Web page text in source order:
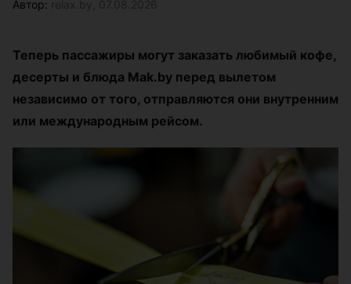
Автор:
Теперь пассажиры могут заказать любимый кофе,
десерты и блюда Mak.by перед вылетом
независимо от того, отправляются они внутренним
или международным рейсом.